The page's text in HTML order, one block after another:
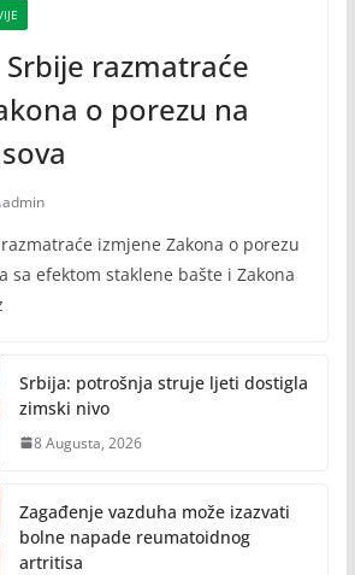
razmatraće
o porezu na
admin
izmjene Zakona o porezu
sa efektom staklene bašte i Zakona
Srbija: potrošnja struje ljeti dostigla
zimski nivo
8 Augusta, 2026
Zagađenje vazduha može izazvati
bolne napade reumatoidnog
artritisa